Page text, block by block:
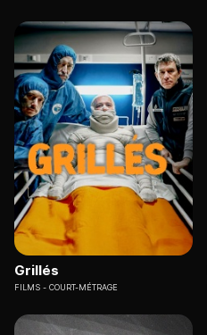
Grillés
FILMS COURT-MÉTRAGE